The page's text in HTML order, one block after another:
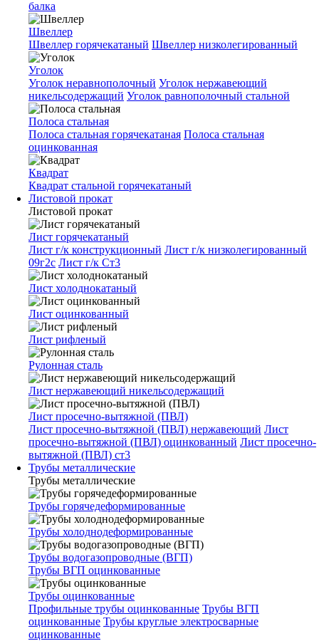
балка
Швеллер
Швеллер горячекатаный Швеллер низколегированный
Уголок
Уголок неравнополочный Уголок нержавеющий
никельсодержащий Уголок равнополочный стальной
Полоса стальная
Полоса стальная горячекатаная Полоса стальная
оцинкованная
Квадрат
Квадрат стальной горячекатаный
Листовой прокат
Листовой прокат
Лист горячекатаный
Лист г/к конструкционный Лист г/к низколегированный
09г2с Лист г/к Ст3
Лист холоднокатаный
Лист оцинкованный
Лист рифленый
Рулонная сталь
Лист нержавеющий никельсодержащий
Лист просечно-вытяжной (ПВЛ)
Лист просечно-вытяжной (ПВЛ) нержавеющий Лист
просечно-вытяжной (ПВЛ) оцинкованный Лист просечно-
вытяжной (ПВЛ) ст3
Трубы металлические
Трубы металлические
Трубы горячедеформированные
Трубы холоднодеформированные
Трубы водогазопроводные (ВГП)
Трубы ВГП оцинкованные
Трубы оцинкованные
Профильные трубы оцинкованные Трубы ВГП
оцинкованные Трубы круглые электросварные
оцинкованные